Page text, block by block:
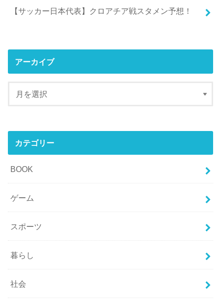
【サッカー日本代表】クロアチア戦スタメン予想！
アーカイブ
カテゴリー
BOOK
ゲーム
スポーツ
暮らし
社会